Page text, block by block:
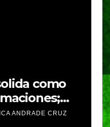
como
suANDRADE CRUZ